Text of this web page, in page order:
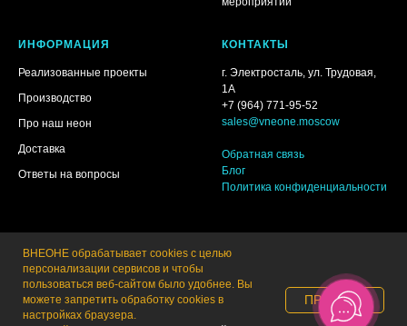
ВНЕОНЕ обрабатывает cookies с целью
персонализации сервисов и чтобы
пользоваться веб-сайтом было удобнее. Вы
можете запретить обработку сookies в
настройках браузера.
ПРИНЯТЬ
ИНФОРМАЦИЯ
Реализованные проекты
Производство
Про наш неон
Доставка
Ответы на вопросы
КОНТАКТЫ
г. Электросталь, ул. Трудовая,
1А
+7 (964) 771-95-52
sales@vneone.moscow
Обратная связь
Блог
Политика конфиденциальности